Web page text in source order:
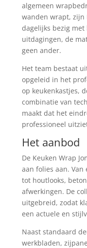
algemeen
wanden wrapt, zijn
dagelijks bezig met
uitdagingen, de
geen ander.
Het team bestaat
opgeleid in het
op keukenkastjes,
combinatie van
maakt dat het
professioneel
Het aanbod
De Keuken Wrap
aan folies aan.
tot houtlooks,
afwerkingen. De
uitgebreid, zodat
een actuele en
Naast standaard
werkbladen,